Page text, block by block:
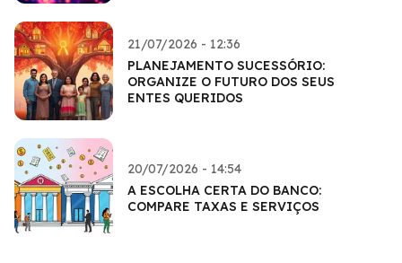
21/07/2026 - 12:36
PLANEJAMENTO SUCESSÓRIO:
ORGANIZE O FUTURO DOS SEUS
ENTES QUERIDOS
20/07/2026 - 14:54
A ESCOLHA CERTA DO BANCO:
COMPARE TAXAS E SERVIÇOS